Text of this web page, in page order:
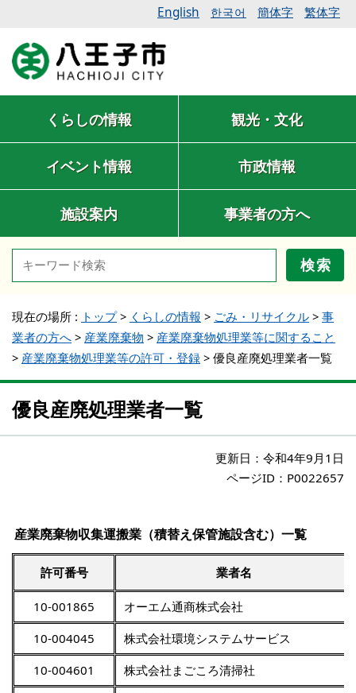
English 한국어 簡体字 繁体字
くらしの情報 観光・文化
イベント情報 市政情報
施設案内 事業者の方へ
検索
現在の場所 : トップ> くらしの情報 > ごみ・リサイクル > 事
業者の方へ > 産業廃棄物 > 産業廃棄物処理業等に関すること
> 産業廃棄物処理業等の許可・登録 > 優良産廃処理業者一覧
優良産廃処理業者一覧
更新日： 令和4年9月1日
ページID：P0022657
産業廃棄物収集運搬業（積替え保管施設含む）一覧
許可番号 業者名
10-001865
オーエム通商株式会社
10-004045
株式会社環境システムサービス
10-004601
株式会社まごころ清掃社